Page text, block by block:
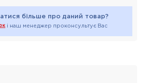
більше про даний товар?
і наш менеджер проконсультує Вас